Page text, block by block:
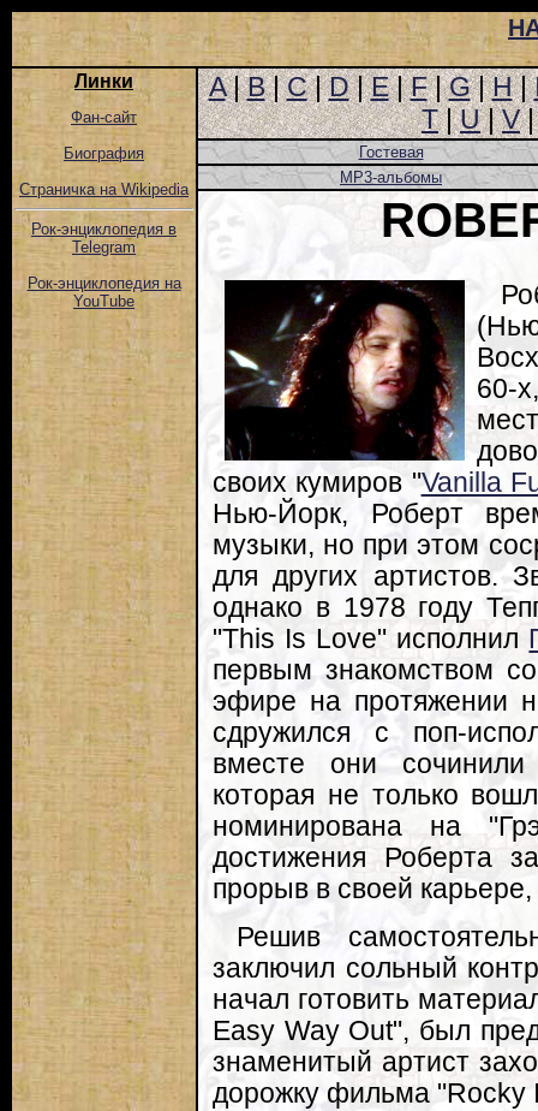
Линки
Фан-сайт
Биография
Страничка на Wikipedia
Рок-энциклопедия в
Telegram
Рок-энциклопедия на
YouTube
A|B|C|D|E|F|G|H|
T|U|V
Гостевая
MP3-альбомы
60-
своих кумиров "Vanilla
Нью-Йорк, Роберт
музыки, но при этом
для других артистов.
однако в 1978 году
"This Is Love" исполнил
первым знакомством
эфире на протяжении
сдружился с поп-
вместе они
которая не только
номинирована на
достижения Роберта
прорыв в своей
Решив
заключил сольный
начал готовить
Easy Way Out", был
знаменитый артист
дорожку фильма "Rocky